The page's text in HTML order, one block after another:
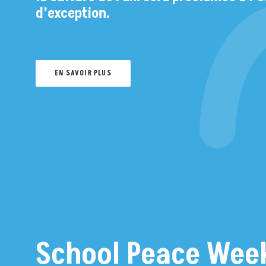
d’exception.
EN SAVOIR PLUS
School Peace